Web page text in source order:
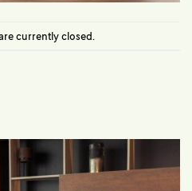
currently closed.